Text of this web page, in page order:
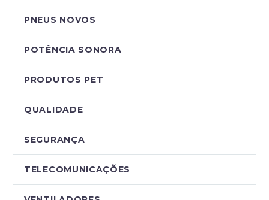
PNEUS NOVOS
POTÊNCIA SONORA
PRODUTOS PET
QUALIDADE
SEGURANÇA
TELECOMUNICAÇÕES